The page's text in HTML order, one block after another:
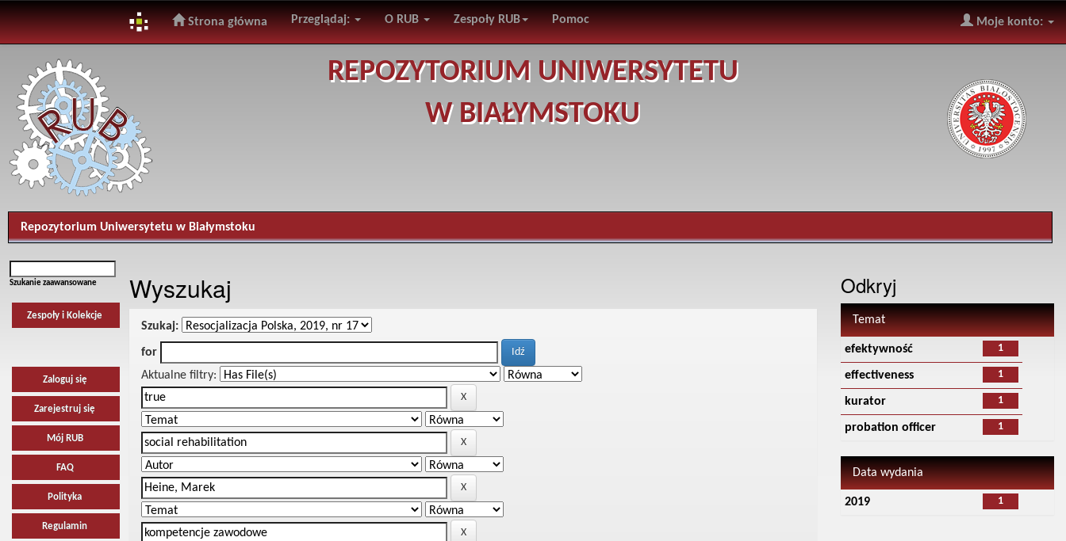
navigation
Strona główna Przeglądaj: O RUB Zespoły RUB Pomoc Moje konto:
REPOZYTORIUM UNIWERSYTETU
W BIAŁYMSTOKU
Repozytorium Uniwersytetu w Białymstoku
Szukanie zaawansowane
Zespoły i Kolekcje
Zaloguj się
Zarejestruj się
Mój RUB
FAQ
Polityka
Regulamin
Wyszukaj
Szukaj:
for
Aktualne filtry:
Odkryj
Temat
1
efektywność
1
effectiveness
1
kurator
1
probation officer
Data wydania
1
2019